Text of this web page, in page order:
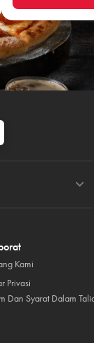
Kami
Privasi
Dan Syarat Dalam